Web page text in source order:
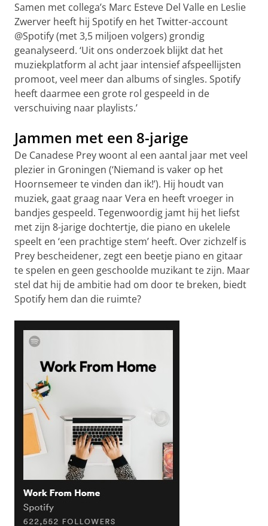
Samen met collega’s Marc Esteve Del Valle en Leslie
Zwerver heeft hij Spotify en het Twitter-account
@Spotify (met 3,5 miljoen volgers) grondig
geanalyseerd. ‘Uit ons onderzoek blijkt dat het
muziekplatform al acht jaar intensief afspeellijsten
promoot, veel meer dan albums of singles. Spotify
heeft daarmee een grote rol gespeeld in de
verschuiving naar playlists.’
Jammen met een 8-jarige
De Canadese Prey woont al een aantal jaar met veel
plezier in Groningen (‘Niemand is vaker op het
Hoornsemeer te vinden dan ik!’). Hij houdt van
muziek, gaat graag naar Vera en heeft vroeger in
bandjes gespeeld. Tegenwoordig jamt hij het liefst
met zijn 8-jarige dochtertje, die piano en ukelele
speelt en ‘een prachtige stem’ heeft. Over zichzelf is
Prey bescheidener, zegt een beetje piano en gitaar
te spelen en geen geschoolde muzikant te zijn. Maar
stel dat hij de ambitie had om door te breken, biedt
Spotify hem dan die ruimte?